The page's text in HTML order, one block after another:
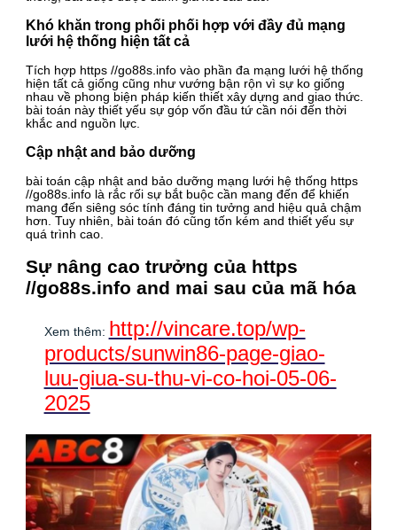
Khó khăn trong phối phối hợp với đầy đủ mạng
lưới hệ thống hiện tất cả
Tích hợp https //go88s.info vào phần đa mạng lưới hệ thống
hiện tất cả giống cũng như vướng bận rộn vì sự ko giống
nhau về phong biện pháp kiến thiết xây dựng and giao thức.
bài toán này thiết yếu sự góp vốn đầu tứ cần nói đến thời
khắc and nguồn lực.
Cập nhật and bảo dưỡng
bài toán cập nhật and bảo dưỡng mạng lưới hệ thống https
//go88s.info là rắc rối sự bắt buộc cần mang đến để khiến
mang đến siêng sóc tính đáng tin tưởng and hiệu quả chậm
hơn. Tuy nhiên, bài toán đó cũng tốn kém and thiết yếu sự
quá trình cao.
Sự nâng cao trưởng của https
//go88s.info and mai sau của mã hóa
Xem thêm: http://vincare.top/wp-
products/sunwin86-page-giao-
luu-giua-su-thu-vi-co-hoi-05-06-
2025